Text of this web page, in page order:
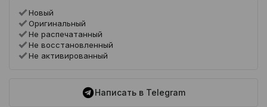
Новый
Оригинальный
Не распечатанный
Не восстановленный
Не активированный
Написать в Telegram